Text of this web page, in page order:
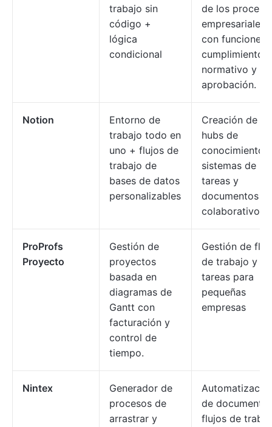
trabajo sin
código +
lógica
condicional
de los
empresariales
con funciones
cumplimiento
normativo y
aprobación.
Notion
Entorno de
trabajo todo en
uno + flujos de
trabajo de
bases de datos
personalizables
Creación de
hubs de
conocimiento,
sistemas de
tareas y
documentos
colaborativos.
ProProfs
Proyecto
Gestión de
proyectos
basada en
diagramas de
Gantt con
facturación y
control de
tiempo.
Gestión de
de trabajo y
tareas para
pequeñas
empresas
Nintex
Generador de
procesos de
arrastrar y
de
flujos de